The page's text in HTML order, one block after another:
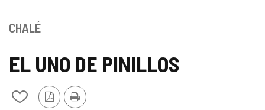
Castilla
León
EL UNO DE PINILLOS
AdicionarVersão
PDF
Imprimir
CHALÉ